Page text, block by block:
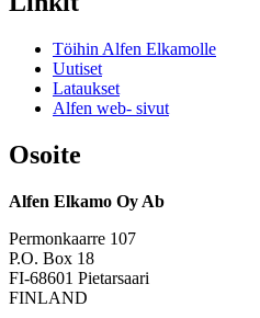
Töihin Alfen Elkamolle
Uutiset
Lataukset
Alfen web- sivut
Osoite
Alfen Elkamo Oy Ab
Permonkaarre 107
P.O. Box 18
FI-68601 Pietarsaari
FINLAND